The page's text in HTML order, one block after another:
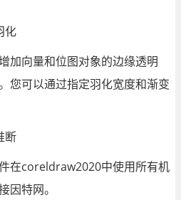
化
向量和位图对象的边缘透明
您可以通过指定羽化宽度和渐变
断
coreldraw2020中使用所有机
因特网。